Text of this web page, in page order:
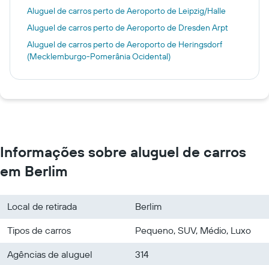
Aluguel de carros perto de Aeroporto de Leipzig/Halle
Aluguel de carros perto de Aeroporto de Dresden Arpt
Aluguel de carros perto de Aeroporto de Heringsdorf
(Mecklemburgo-Pomerânia Ocidental)
Informações sobre aluguel de carros
em Berlim
Local de retirada
Berlim
Tipos de carros
Pequeno, SUV, Médio, Luxo
Agências de aluguel
314